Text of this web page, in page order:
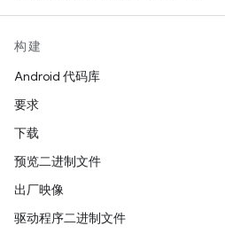
构建
Android 代码库
要求
下载
预览二进制文件
出厂映像
驱动程序二进制文件